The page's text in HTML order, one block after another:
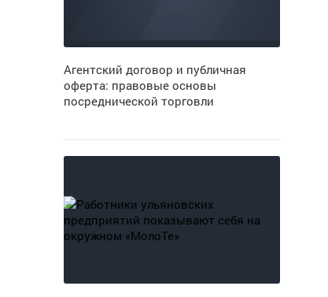
Агентский договор и публичная
оферта: правовые основы
посреднической торговли